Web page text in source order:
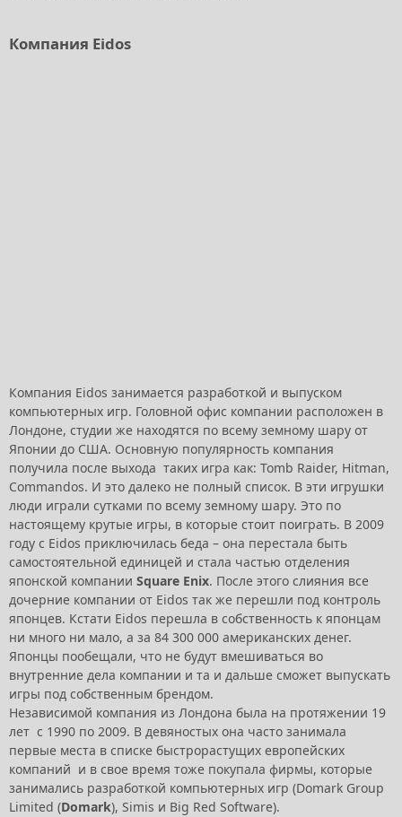
Компания Eidos
Компания Eidos занимается разработкой и выпуском
компьютерных игр. Головной офис компании расположен в
Лондоне, студии же находятся по всему земному шару от
Японии до США. Основную популярность компания
получила после выхода таких игра как: Tomb Raider, Hitman,
Commandos. И это далеко не полный список. В эти игрушки
люди играли сутками по всему земному шару. Это по
настоящему крутые игры, в которые стоит поиграть. В 2009
году с Eidos приключилась беда – она перестала быть
самостоятельной единицей и стала частью отделения
японской компании Square Enix. После этого слияния все
дочерние компании от Eidos так же перешли под контроль
японцев. Кстати Eidos перешла в собственность к японцам
ни много ни мало, а за 84 300 000 американских денег.
Японцы пообещали, что не будут вмешиваться во
внутренние дела компании и та и дальше сможет выпускать
игры под собственным брендом.
Независимой компания из Лондона была на протяжении 19
лет с 1990 по 2009. В девяностых она часто занимала
первые места в списке быстрорастущих европейских
компаний и в свое время тоже покупала фирмы, которые
занимались разработкой компьютерных игр (Domark Group
Limited (Domark), Simis и Big Red Software).